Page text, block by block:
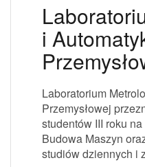
i
Laboratorium
Przemysłowej
studentów III roku
Budowa Maszyn
studiów dziennych i